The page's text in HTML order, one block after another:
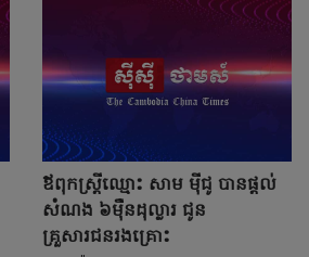
ឪពុកស្រ្តីឈ្មោះ សាម ម៉ីជូ បានផ្តល់
សំណង ៦ម៉ឺនដុល្លារ ជូន
គ្រួសារជនរងគ្រោះ